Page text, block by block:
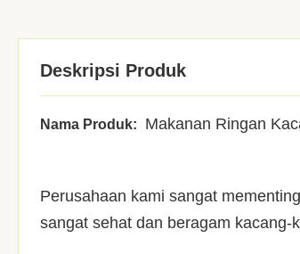
Deskripsi Produk
Nama Produk: Makanan Ringan
Perusahaan kami sangat
sangat sehat dan beragam kacang-